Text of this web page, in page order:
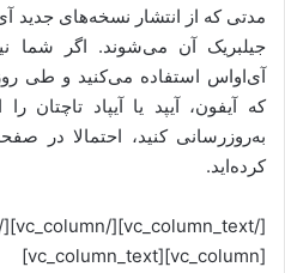
مدتی که از انتشار نسخه‌های جدید
جیلبریک آن می‌شوند. اگر شما
آی‌او‌اس استفاده می‌کنید و طی
به‌روزرسانی کنید، احتمالا در
کرده‌اید.
[vc_column][vc_column_text]